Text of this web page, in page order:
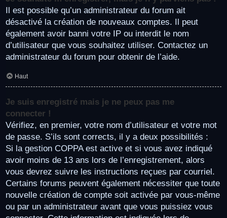
Il est possible qu’un administrateur du forum ait
désactivé la création de nouveaux comptes. Il peut
également avoir banni votre IP ou interdit le nom
d’utilisateur que vous souhaitez utiliser. Contactez un
administrateur du forum pour obtenir de l’aide.
Haut
Je suis enregistré mais je ne peux pas me
connecter !
Vérifiez, en premier, votre nom d’utilisateur et votre mot
de passe. S’ils sont corrects, il y a deux possibilités :
Si la gestion COPPA est active et si vous avez indiqué
avoir moins de 13 ans lors de l’enregistrement, alors
vous devrez suivre les instructions reçues par courriel.
Certains forums peuvent également nécessiter que toute
nouvelle création de compte soit activée par vous-même
ou par un administrateur avant que vous puissiez vous